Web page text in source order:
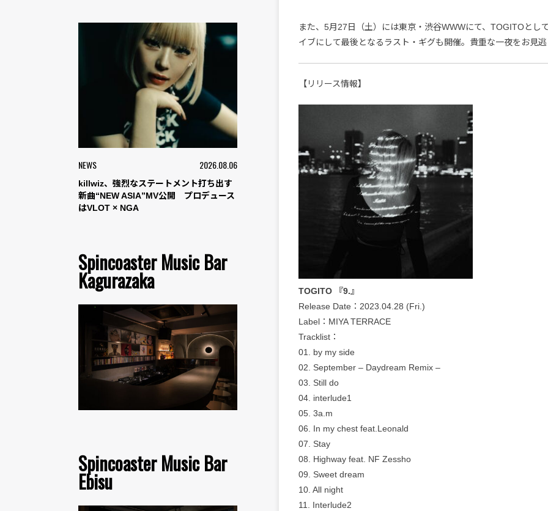
NEWS 2026.08.06
killwiz、強烈なステートメント打ち出す
新曲“NEW ASIA”MV公開 プロデュース
はVLOT × NGA
Spincoaster Music Bar
Kagurazaka
Spincoaster Music Bar
Ebisu
また、5月27日（土）には東京・渋谷WWWにて、TOGITOとし
イブにして最後となるラスト・ギグも開催。貴重な一夜をお見
【リリース情報】
TOGITO 『9.』
Release Date：2023.04.28 (Fri.)
Label：MIYA TERRACE
Tracklist：
01. by my side
02. September – Daydream Remix –
03. Still do
04. interlude1
05. 3a.m
06. In my chest feat.Leonald
07. Stay
08. Highway feat. NF Zessho
09. Sweet dream
10. All night
11. Interlude2